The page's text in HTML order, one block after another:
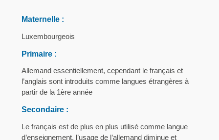
Maternelle :
Luxembourgeois
Primaire :
Allemand essentiellement, cependant le français et
l’anglais sont introduits comme langues étrangères à
partir de la 1ère année
Secondaire :
Le français est de plus en plus utilisé comme langue
d’enseignement, l’usage de l’allemand diminue et